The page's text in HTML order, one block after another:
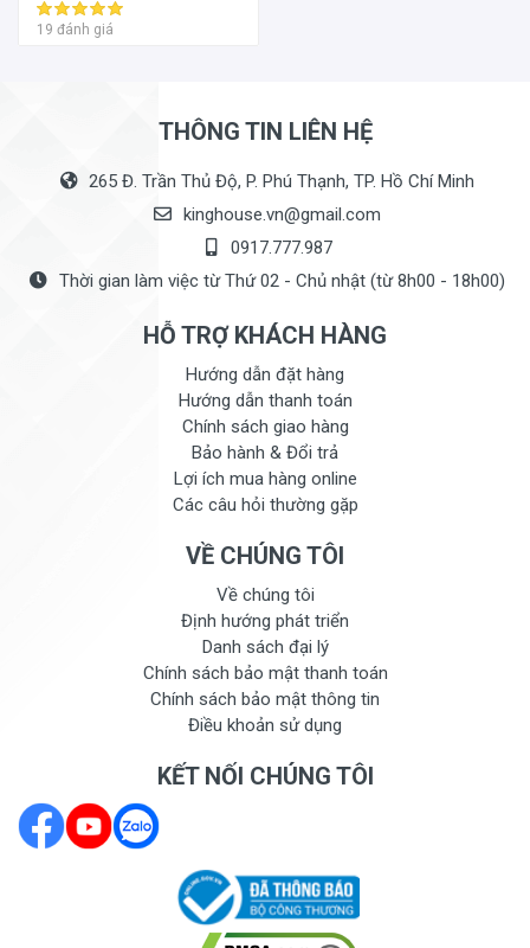
19 đánh giá
THÔNG TIN LIÊN HỆ
265 Đ. Trần Thủ Độ, P. Phú Thạnh, TP. Hồ Chí Minh
kinghouse.vn@gmail.com
0917.777.987
Thời gian làm việc từ Thứ 02 - Chủ nhật (từ 8h00 - 18h00)
HỖ TRỢ KHÁCH HÀNG
Hướng dẫn đặt hàng
Hướng dẫn thanh toán
Chính sách giao hàng
Bảo hành & Đổi trả
Lợi ích mua hàng online
Các câu hỏi thường gặp
VỀ CHÚNG TÔI
Về chúng tôi
Định hướng phát triển
Danh sách đại lý
Chính sách bảo mật thanh toán
Chính sách bảo mật thông tin
Điều khoản sử dụng
KẾT NỐI CHÚNG TÔI